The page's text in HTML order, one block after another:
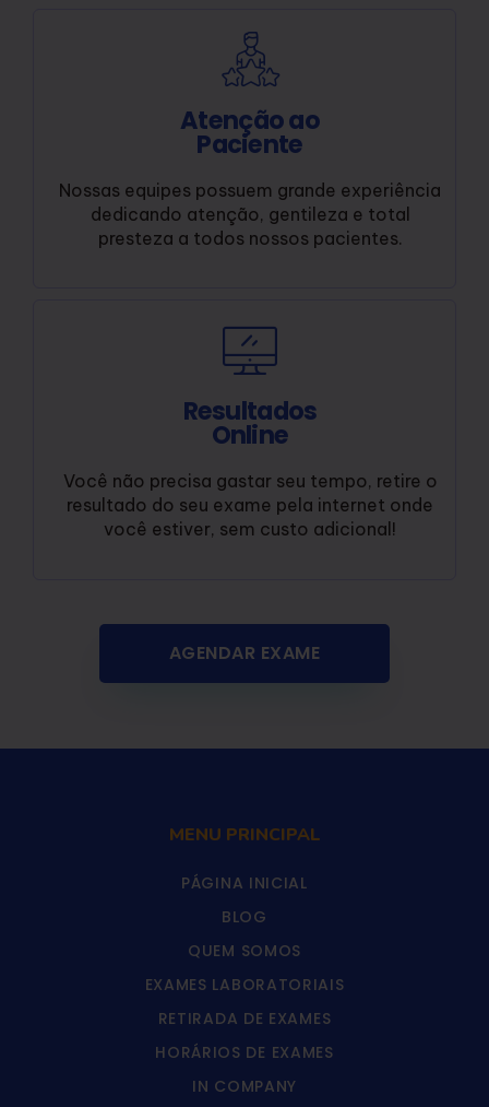
Atenção ao
Paciente
Nossas equipes possuem grande experiência
dedicando atenção, gentileza e total
presteza a todos nossos pacientes.
Resultados
Online
Você não precisa gastar seu tempo, retire o
resultado do seu exame pela internet onde
você estiver, sem custo adicional!
AGENDAR EXAME
MENU PRINCIPAL
PÁGINA INICIAL
BLOG
QUEM SOMOS
EXAMES LABORATORIAIS
RETIRADA DE EXAMES
HORÁRIOS DE EXAMES
IN COMPANY